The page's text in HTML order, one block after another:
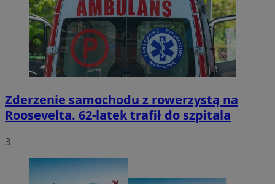
Zderzenie samochodu z rowerzystą na
Roosevelta. 62-latek trafił do szpitala
3